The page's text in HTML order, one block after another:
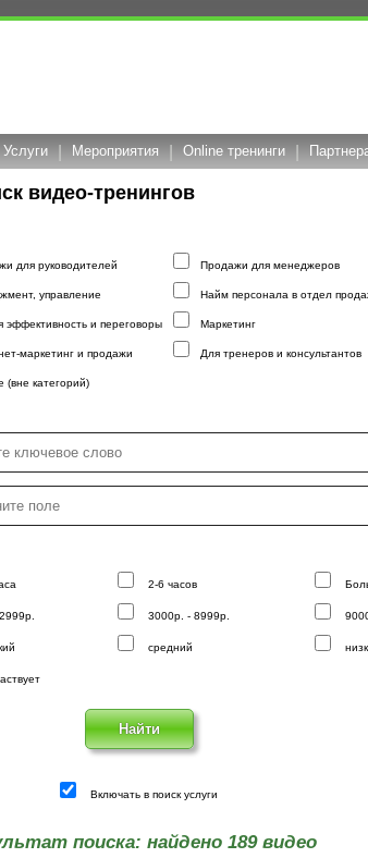
Услуги Мероприятия Online тренинги
видео-тренингов
для руководителей Продажи для менеджеров
управление Найм персонала в отдел
эффективность и переговоры Маркетинг
маркетинг и продажи Для тренеров и консультантов
(вне категорий)
2-6 часов
3000р. - 8999р.
средний
Включать в поиск услуги
поиска: найдено 189 видео